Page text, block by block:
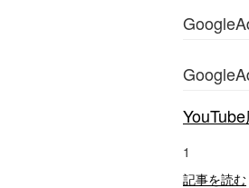
1
記事を読む